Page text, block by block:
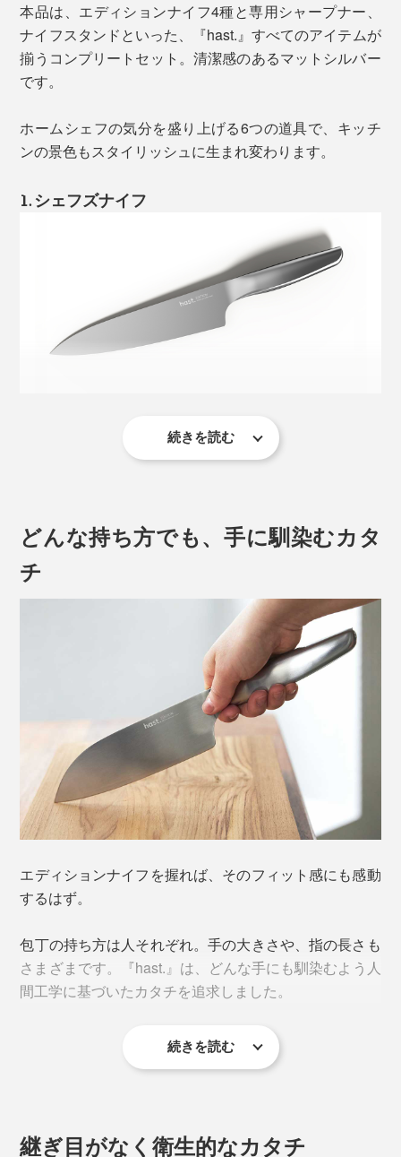
ミシュランの星を獲得する世界のトップシェフにも厨房
で愛用されるプロ仕様ですが、料理が苦手な初心者でも
扱いやすくデザインされています。むしろ、これから料
もともと「パウダーハイス」とは、風車のベアリング
るほど強靭な鋼材。
れ・欠けにくさ）、優れた耐腐食性（サビにくさ）へと
また、SLSプロセス（粉末焼結積層造形法）という、革
新的なエンジニアリングを駆使し、ステンレススチール
とともに成形・焼結。エディションナイフは、これまで
本品は、エディションナイフ4種と専用シャープナー、
ナイフスタンドといった、『hast.』すべてのアイテムが
揃うコンプリートセット。清潔感のあるマットシルバー
です。
ホームシェフの気分を盛り上げる6つの道具で、キッチ
ンの景色もスタイリッシュに生まれ変わります。
1. シェフズナイフ
ーッと手前に引くだけで、繊維がきれいに切れるから、
刺身の柵（さく）からのそぎ切りもしやすく、プロのよ
うな美しい断面に気分が上がります。
刃渡りが20cm と長いので、白菜やキャベツなどの大き
たり、大きな塊肉や生魚を捌いたりするのにちょうどい
いサイズ感です。
続きを読む
どんな持ち方でも、手に馴染むカタ
チ
エディションナイフを握れば、そのフィット感にも感動
するはず。
包丁の持ち方は人それぞれ。手の大きさや、指の長さも
さまざまです。『hast.』は、どんな手にも馴染むよう人
間工学に基づいたカタチを追求しました。
続きを読む
継ぎ目がなく衛生的なカタチ